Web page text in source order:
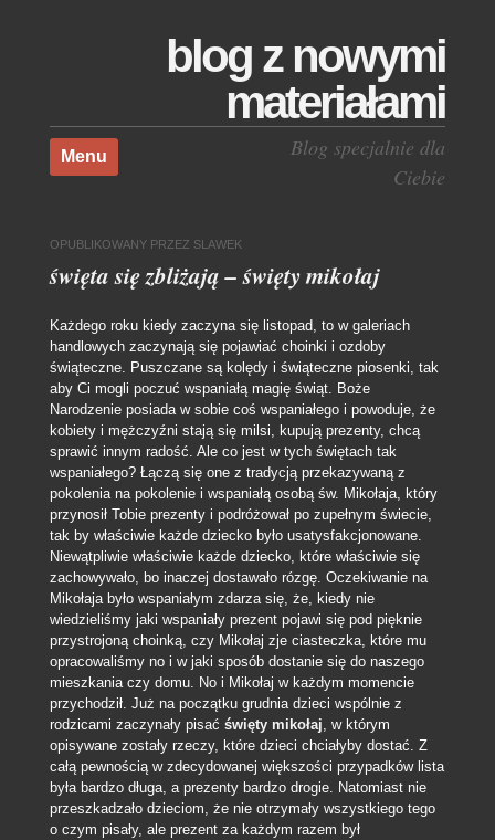
blog z nowymi
materiałami
Blog specjalnie dla
Ciebie
Menu
Skocz do treści
OPUBLIKOWANY PRZEZ SLAWEK
święta się zbliżają – święty mikołaj
Każdego roku kiedy zaczyna się listopad, to w galeriach
handlowych zaczynają się pojawiać choinki i ozdoby
świąteczne. Puszczane są kolędy i świąteczne piosenki, tak
aby Ci mogli poczuć wspaniałą magię świąt. Boże
Narodzenie posiada w sobie coś wspaniałego i powoduje, że
kobiety i mężczyźni stają się milsi, kupują prezenty, chcą
sprawić innym radość. Ale co jest w tych świętach tak
wspaniałego? Łączą się one z tradycją przekazywaną z
pokolenia na pokolenie i wspaniałą osobą św. Mikołaja, który
przynosił Tobie prezenty i podróżował po zupełnym świecie,
tak by właściwie każde dziecko było usatysfakcjonowane.
Niewątpliwie właściwie każde dziecko, które właściwie się
zachowywało, bo inaczej dostawało rózgę. Oczekiwanie na
Mikołaja było wspaniałym zdarza się, że, kiedy nie
wiedzieliśmy jaki wspaniały prezent pojawi się pod pięknie
przystrojoną choinką, czy Mikołaj zje ciasteczka, które mu
opracowaliśmy no i w jaki sposób dostanie się do naszego
mieszkania czy domu. No i Mikołaj w każdym momencie
przychodził. Już na początku grudnia dzieci wspólnie z
rodzicami zaczynały pisać święty mikołaj , w którym
opisywane zostały rzeczy, które dzieci chciałyby dostać. Z
całą pewnością w zdecydowanej większości przypadków lista
była bardzo długa, a prezenty bardzo drogie. Natomiast nie
przeszkadzało dzieciom, że nie otrzymały wszystkiego tego
o czym pisały, ale prezent za każdym razem był